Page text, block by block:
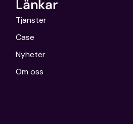
Länkar
Tjänster
Case
Nyheter
Om oss